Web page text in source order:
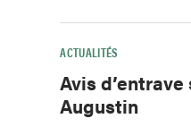
ACTUALITÉS
Avis
Augustin